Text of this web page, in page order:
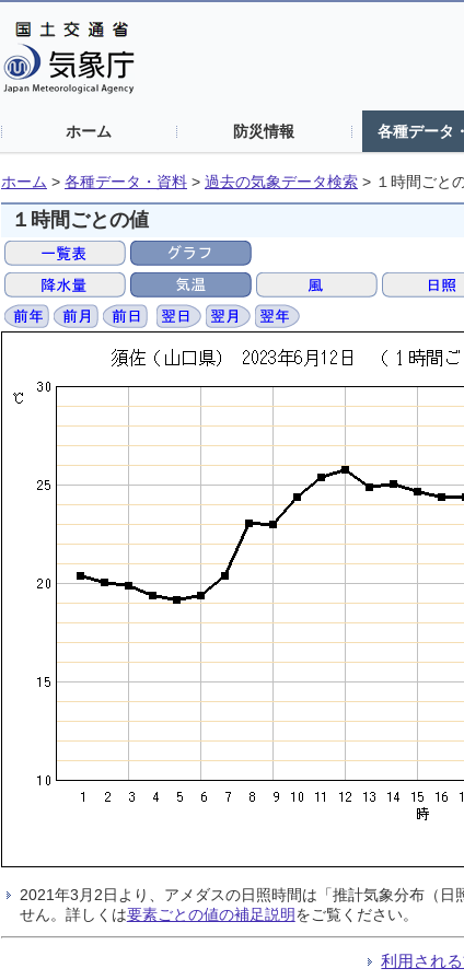
ホーム 防災情報 各種データ
ホーム > 各種データ・資料 > 過去の気象データ検索 > １時間ごと
１時間ごとの値
2021年3月2日より、アメダスの日照時間は「推計気象分布（
せん。詳しくは要素ごとの値の補足説明をご覧ください。
利用され